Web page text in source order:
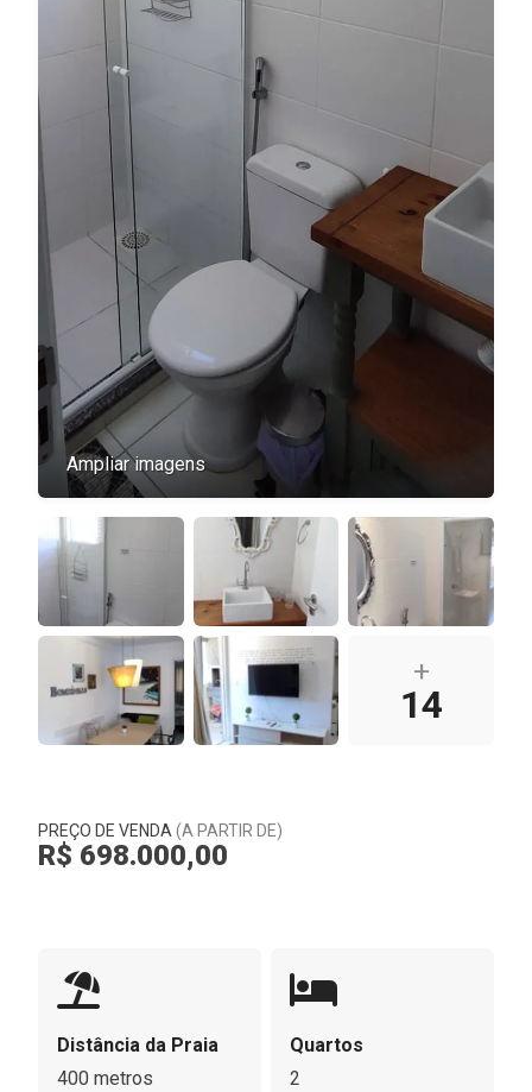
Ampliar imagens
+
14
PREÇO DE VENDA(A PARTIR DE)
R$ 698.000,00
Distância da Praia
400 metros
Quartos
2